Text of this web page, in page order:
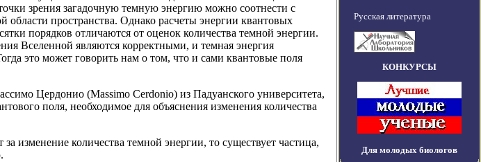
зрения загадочную темную энергию можно соотнести с
области пространства. Однако расчеты энергии квантовых
порядков отличаются от оценок количества темной энергии.
Вселенной являются корректными, и темная энергия
это может говорить нам о том, что и сами квантовые поля
Цердонио (Massimo Cerdonio) из Падуанского университета,
поля, необходимое для объяснения изменения количества
изменение количества темной энергии, то существует частица,
Русская литература
КОНКУРСЫ
Для молодых биологов